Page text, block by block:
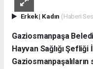
Erkek| Kadın (Haberi
Gaziosmanpaşa
Hayvan Sağlığı
Gaziosmanpaşalıların